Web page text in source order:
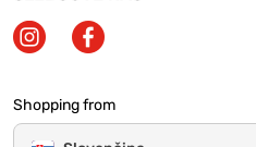
Shopping from